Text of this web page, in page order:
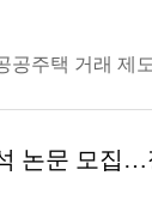
공주택 거래 제
논문 모집…